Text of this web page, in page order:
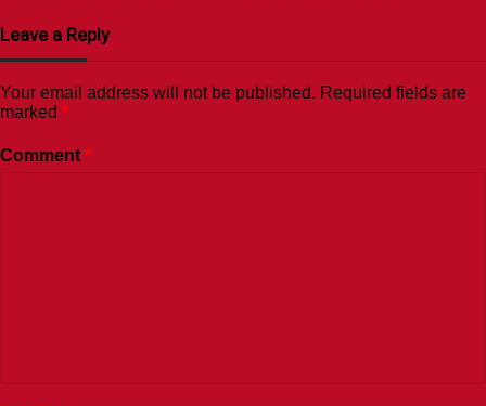
Leave a Reply
Your email address will not be published. Required fields are
marked *
Comment *